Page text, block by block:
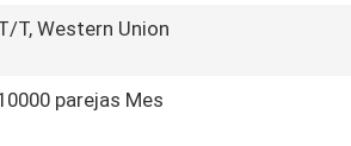
T, Western Union
parejas Mes